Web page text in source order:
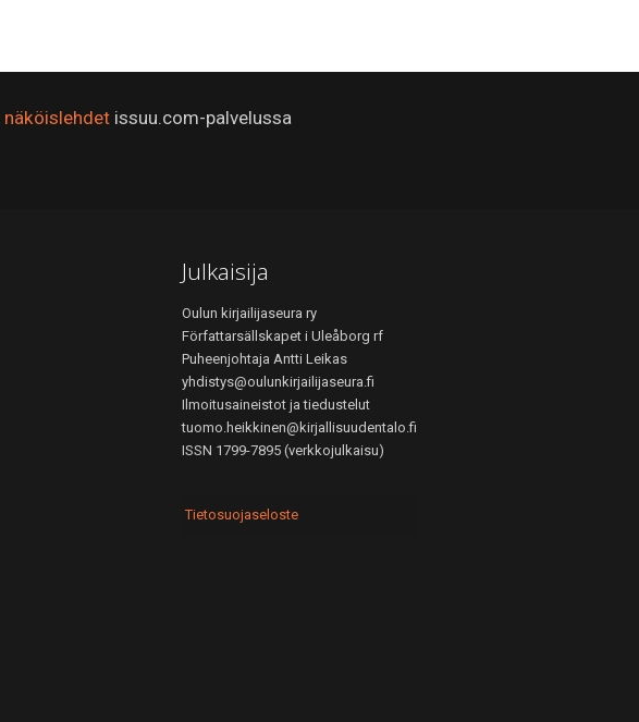
näköislehdetissuu.com-palvelussa
Julkaisija
Oulun kirjailijaseura ry
Författarsällskapet i Uleåborg rf
Puheenjohtaja Antti Leikas
yhdistys@oulunkirjailijaseura.fi
Ilmoitusaineistot ja tiedustelut
tuomo.heikkinen@kirjallisuudentalo.fi
ISSN 1799-7895 (verkkojulkaisu)
Tietosuojaseloste